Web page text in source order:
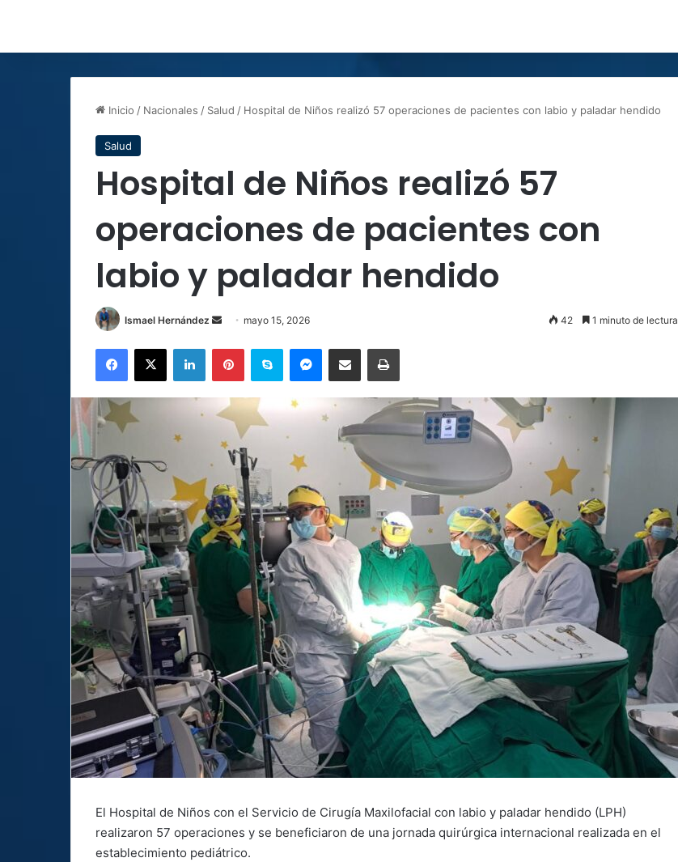
Inicio / Nacionales / Salud / Hospital de Niños realizó 57 operaciones de pacientes con labio y paladar hendido
Salud
Hospital de Niños realizó 57
operaciones de pacientes con
labio y paladar hendido
Ismael Hernández
Send
email
mayo 15, 2026 42 1 minuto de lectura
Facebook
X LinkedInPinterestSkype MessengerCompartir por correo electrónicoImprimir
El Hospital de Niños con el Servicio de Cirugía Maxilofacial con labio y paladar hendido (LPH)
realizaron 57 operaciones y se beneficiaron de una jornada quirúrgica internacional realizada en el
establecimiento pediátrico.